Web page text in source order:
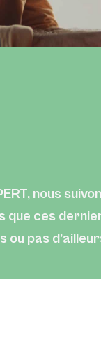
nous
que ces
pas